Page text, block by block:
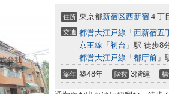
住所 東京都新宿区西新宿 ４丁
交通 都営大江戸線 「 西新宿五
京王線 「 初台 」駅 徒歩8
都営大江戸線 「 都庁前 」
築年 築48年 階数 3階建